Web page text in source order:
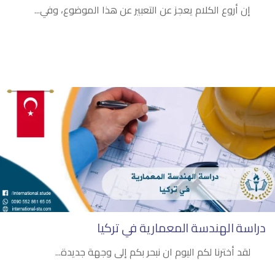
إن أروع الكلام يعجز عن التعبير عن هذا الموضوع، وفي...
دراسة الهندسة المعمارية في تركيا
لقد أخترنا لكم اليوم ان نبحر بكم إلى وجهة جديدة...